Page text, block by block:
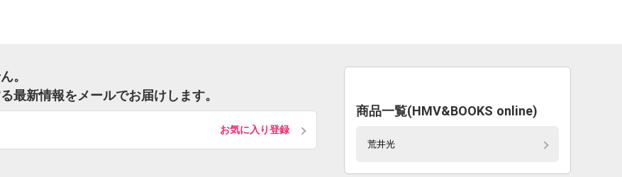
。
最新情報をメールでお届けします。
お気に入り登録
商品一覧(HMV&BOOKS online)
荒井光